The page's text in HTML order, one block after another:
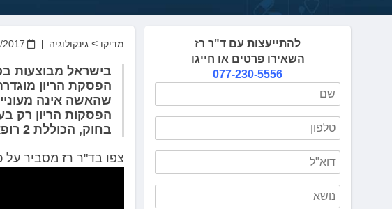
הָאֲתָר.
הַמִּשְׁתַּמְּשִׁים
להתייעצות עם ד"ר רז
השאירו פרטים או חייגו
077-230-5556
מדיקו > גינקולוגיה 2017
הפסקת הריון
שהאשה אינה
הפסקות הריון רק
בחוק, הכוללת 2 רופאים/ות ועובד/ת סוציאלי/ת
צפו בד"ר רז מסביר על